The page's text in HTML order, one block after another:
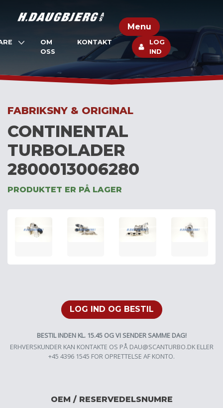
Menu
OM
OSS
KONTAKT
LOG
IND
FABRIKSNY & ORIGINAL
CONTINENTAL
TURBOLADER
2800013006280
PRODUKTET ER PÅ LAGER
LOG IND OG BESTIL
BESTIL INDEN KL. 15.45 OG VI SENDER SAMME DAG!
ERHVERSKUNDER KAN KONTAKTE OS PÅ DAU@SCANTURBO.DKELLER
+45 4396 1545 FOR OPRETTELSE AF KONTO.
OEM / RESERVEDELSNUMRE